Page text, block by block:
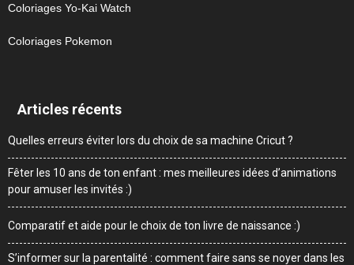
Coloriages Yo-Kai Watch
Coloriages Pokemon
Articles récents
Quelles erreurs éviter lors du choix de sa machine Cricut ?
Fêter les 10 ans de ton enfant : mes meilleures idées d’animations
pour amuser les invités :)
Comparatif et aide pour le choix de ton livre de naissance :)
S’informer sur la parentalité : comment faire sans se noyer dans les